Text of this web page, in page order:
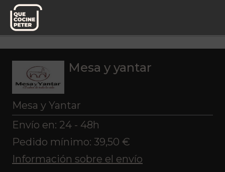
Pedido semanal
Mesa y yantar
Mesa y Yantar
Envío en: 24 - 48h
Pedido mínimo: 39,50 €
Información sobre el envío